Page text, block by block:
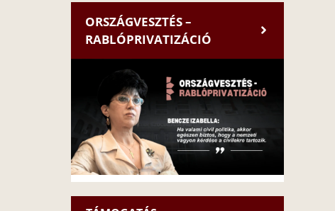
ORSZÁGVESZTÉS –
RABLÓPRIVATIZÁCIÓ